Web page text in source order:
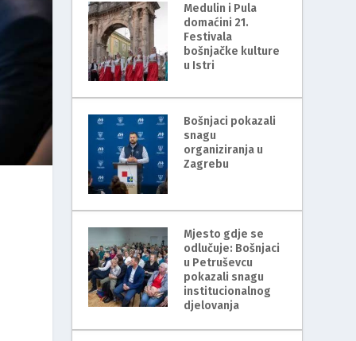
Medulin i Pula
domaćini 21.
Festivala
bošnjačke kulture
u Istri
Bošnjaci pokazali
snagu
organiziranja u
Zagrebu
Mjesto gdje se
odlučuje: Bošnjaci
u Petruševcu
pokazali snagu
institucionalnog
djelovanja